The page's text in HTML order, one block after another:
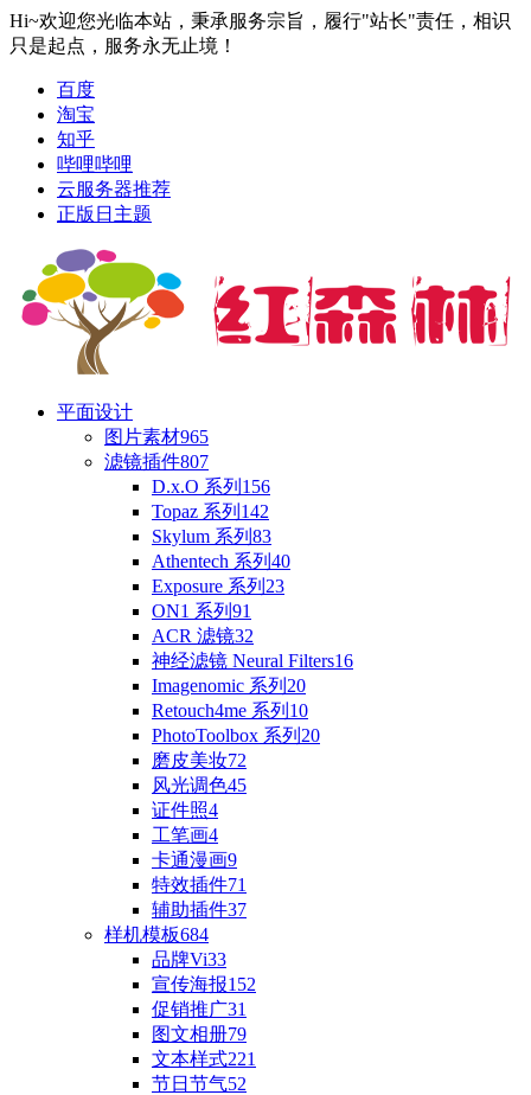
Hi~欢迎您光临本站，秉承服务宗旨，履行"站长"责任，相识
只是起点，服务永无止境！
百度
淘宝
知乎
哔哩哔哩
云服务器推荐
正版日主题
平面设计
图片素材965
滤镜插件807
D.x.O 系列 156
Topaz 系列 142
Skylum 系列 83
Athentech 系列 40
Exposure 系列 23
ON1 系列 91
ACR 滤镜32
神经滤镜 Neural Filters16
Imagenomic 系列 20
Retouch4me 系列 10
PhotoToolbox 系列 20
磨皮美妆72
风光调色45
证件照4
工笔画4
卡通漫画9
特效插件71
辅助插件37
样机模板684
品牌Vi33
宣传海报152
促销推广31
图文相册79
文本样式221
节日节气52